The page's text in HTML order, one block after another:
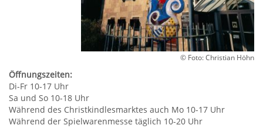
© Foto: Christian Höhn
Öffnungszeiten:
Di-Fr 10-17 Uhr
Sa und So 10-18 Uhr
Während des Christkindlesmarktes auch Mo 10-17 Uhr
Während der Spielwarenmesse täglich 10-20 Uhr